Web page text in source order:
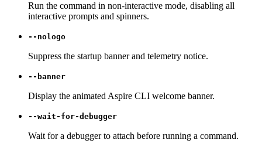
Run the command in non-interactive mode, disabling all
interactive prompts and spinners.
--nologo
Suppress the startup banner and telemetry notice.
--banner
Display the animated Aspire CLI welcome banner.
--wait-for-debugger
Wait for a debugger to attach before running a command.